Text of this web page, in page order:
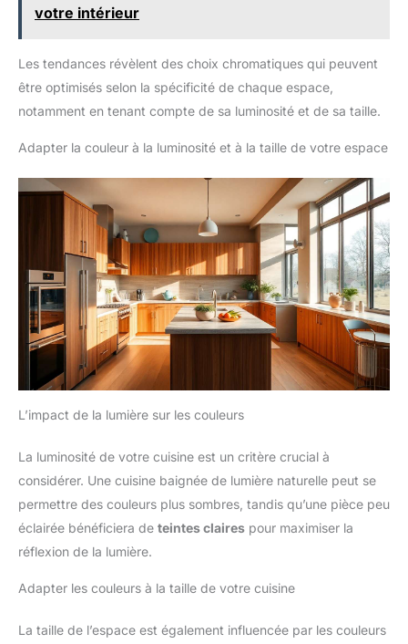
votre intérieur
Les tendances révèlent des choix chromatiques qui peuvent
être optimisés selon la spécificité de chaque espace,
notamment en tenant compte de sa luminosité et de sa taille.
Adapter la couleur à la luminosité et à la taille de votre espace
L’impact de la lumière sur les couleurs
La luminosité de votre cuisine est un critère crucial à
considérer. Une cuisine baignée de lumière naturelle peut se
permettre des couleurs plus sombres, tandis qu’une pièce peu
éclairée bénéficiera de teintes claires pour maximiser la
réflexion de la lumière.
Adapter les couleurs à la taille de votre cuisine
La taille de l’espace est également influencée par les couleurs